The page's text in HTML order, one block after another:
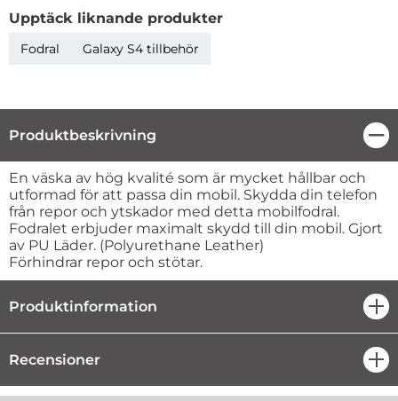
Upptäck liknande produkter
Fodral Galaxy S4 tillbehör
Produktbeskrivning
Produktbeskrivning
En väska av hög kvalité som är mycket hållbar och
utformad för att passa din mobil. Skydda din telefon
från repor och ytskador med detta mobilfodral.
Fodralet erbjuder maximalt skydd till din mobil. Gjort
av PU Läder. (Polyurethane Leather)
Förhindrar repor och stötar.
Produktinformation
Recensioner